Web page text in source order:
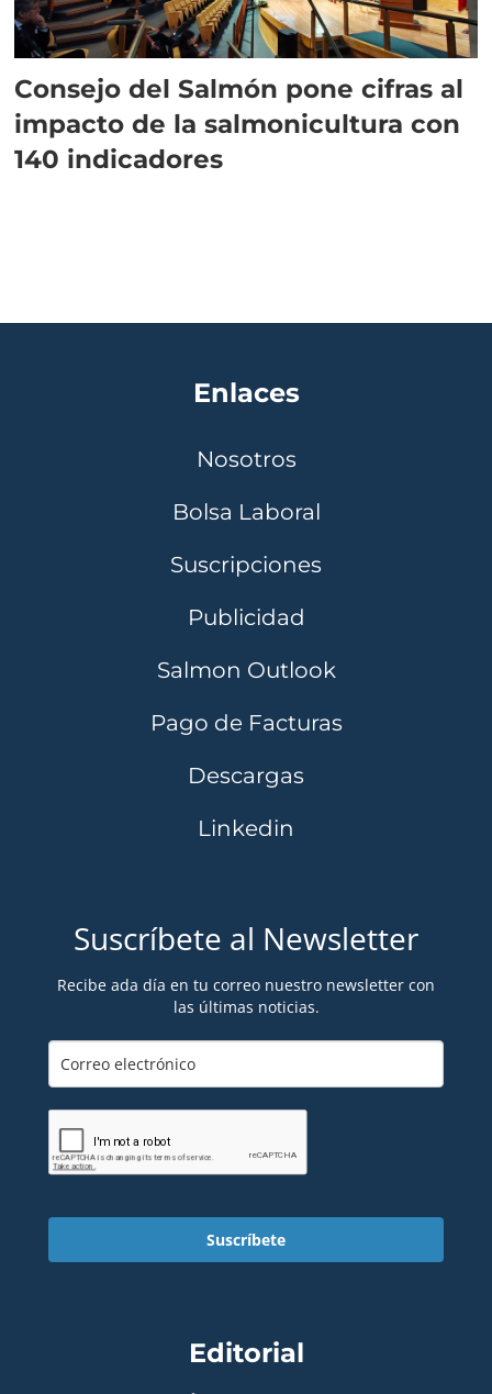
Consejo del Salmón pone cifras al
impacto de la salmonicultura con
140 indicadores
Enlaces
Nosotros
Bolsa Laboral
Suscripciones
Publicidad
Salmon Outlook
Pago de Facturas
Descargas
Linkedin
Suscríbete al Newsletter
Recibe ada día en tu correo nuestro newsletter con
las últimas noticias.
Suscríbete
Editorial